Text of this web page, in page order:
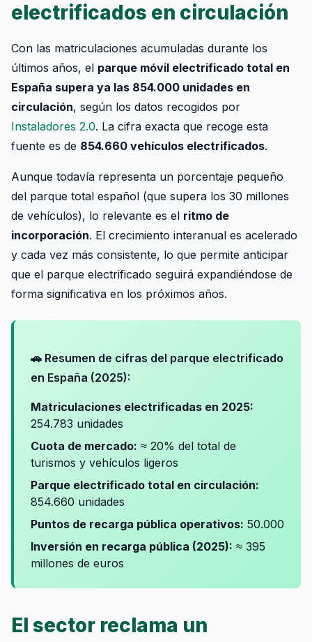
electrificados en circulación
Con las matriculaciones acumuladas durante los
últimos años, el parque móvil electrificado total en
España supera ya las 854.000 unidades en
circulación, según los datos recogidos por
Instaladores 2.0. La cifra exacta que recoge esta
fuente es de 854.660 vehículos electrificados.
Aunque todavía representa un porcentaje pequeño
del parque total español (que supera los 30 millones
de vehículos), lo relevante es el ritmo de
incorporación. El crecimiento interanual es acelerado
y cada vez más consistente, lo que permite anticipar
que el parque electrificado seguirá expandiéndose de
forma significativa en los próximos años.
🚗 Resumen de cifras del parque electrificado
en España (2025):
Matriculaciones electrificadas en 2025:
254.783 unidades
Cuota de mercado: ≈ 20% del total de
turismos y vehículos ligeros
Parque electrificado total en circulación:
854.660 unidades
Puntos de recarga pública operativos: 50.000
Inversión en recarga pública (2025): ≈ 395
millones de euros
El sector reclama un